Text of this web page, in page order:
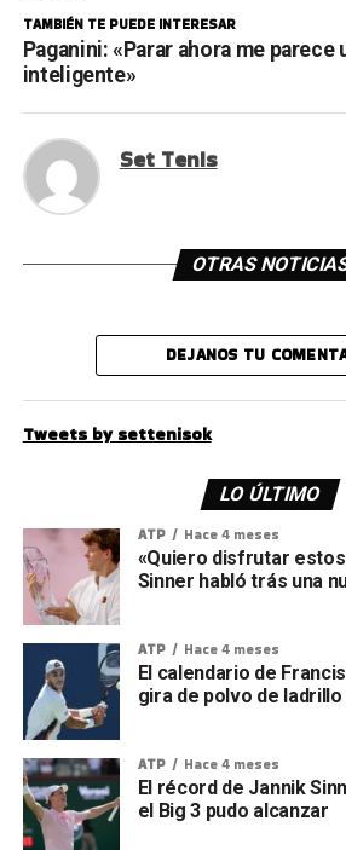
TAMBIÉN TE PUEDE INTERESAR
Paganini: «Parar ahora me parece
inteligente»
Set Tenis
OTRAS
DEJANOS TU
Tweets by settenisok
LO ÚLTIMO
ATP Hace 4 meses
«Quiero disfrutar
Sinner habló trás una
ATP Hace 4 meses
El calendario de
gira de polvo de ladrillo
ATP Hace 4 meses
El récord de Jannik
el Big 3 pudo alcanzar